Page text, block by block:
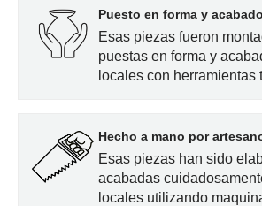
Puesto en forma y
Esas piezas fueron
puestas en forma y
locales con herramientas
Hecho a mano por
Esas piezas han sido
acabadas
locales utilizando